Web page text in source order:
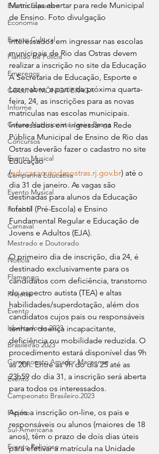
Evento Esportivo
Economia
Evento Cultural
Plantão de Polícia
Empregos
COLUNA MÔNICA BRAGA
Informe
Coluna Nutricionista Janira Braga
Concursos
Evento Musical
Campanha Educativa
Evento Musical
Futebol
Carnaval
Mestrado e Doutorado
Notícia
Flamengo
Projetos
Evento
Libertadores 2023
Brasileirão 2023
Campeonato Amador Macaense
Evento
Campeonato Brasileiro.2023
Projeto
Sul-Americana
Evento Religioso
Matrículas abertar para rede Municipal
de Ensino. Foto divulgação
Interessados em ingressar nas escolas
municipais de Rio das Ostras devem
realizar a inscrição no site da Educação
A Secretaria de Educação, Esporte e
Lazer abre, a partir da próxima quarta-
feira, 24, as inscrições para as novas
matrículas nas escolas municipais.
Interessados em ingressar na Rede
Pública Municipal de Ensino de Rio das
Ostras deverão fazer o cadastro no site
Educação
(educacao.riodasostras.rj.gov.br) até o
dia 31 de janeiro. As vagas são
destinadas para alunos da Educação
Infantil (Pré-Escola) e Ensino
Fundamental Regular e Educação de
Jovens e Adultos (EJA).
O primeiro dia de inscrição, dia 24, é
destinado exclusivamente para os
candidatos com deficiência, transtorno
do espectro autista (TEA) e altas
habilidades/superdotação, além dos
candidatos cujos pais ou responsáveis
tenham doença incapacitante,
deficiência ou mobilidade reduzida. O
procedimento estará disponível das 9h
às 20h. Entre as 9h do dia 25 até as
23h59 do dia 31, a inscrição será aberta
para todos os interessados.
Após a inscrição on-line, os pais e
responsáveis ou alunos (maiores de 18
anos), têm o prazo de dois dias úteis
para efetivar a matrícula na Unidade